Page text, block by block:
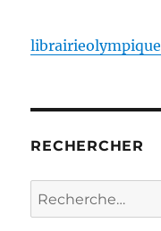
librairieolympique
RECHERCHER
Recherche
pour :